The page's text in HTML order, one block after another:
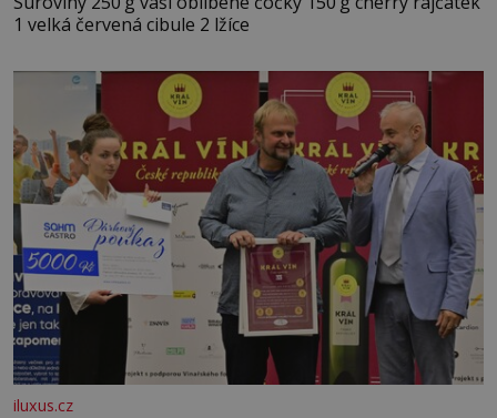
1 velká červená cibule 2 lžíce
iluxus.cz